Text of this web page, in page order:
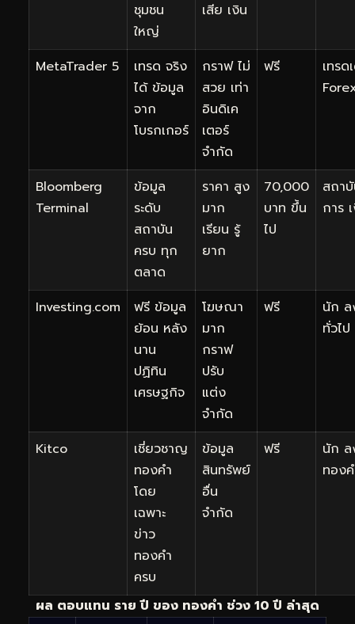
ชุมชน
ใหญ่
เสีย เงิน
MetaTrader 5
เทรด จริง
ได้ ข้อมูล
จาก
โบรกเกอร์
กราฟ ไม่
สวย เท่า
อินดิเค
เตอร์
จำกัด
ฟรี
เทรด
Bloomberg
Terminal
ข้อมูล
ระดับ
สถาบัน
ครบ ทุก
ตลาด
ราคา สูง
มาก
เรียน รู้
ยาก
70,000
บาท ขึ้น
ไป
สถา
การ
Investing.com
ฟรี ข้อมูล
ย้อน หลัง
นาน
ปฏิทิน
เศรษฐกิจ
โฆษณา
มาก
กราฟ
ปรับ
แต่ง
จำกัด
ฟรี
นัก
ทั่วไป
Kitco
เชี่ยวชาญ
ทองคำ
โดย
เฉพาะ
ข่าว
ทองคำ
ครบ
ข้อมูล
สินทรัพย์
อื่น
จำกัด
ฟรี
นัก
ทอง
ผล ตอบแทน ราย ปี ของ ทองคำ ช่วง 10 ปี ล่าสุด